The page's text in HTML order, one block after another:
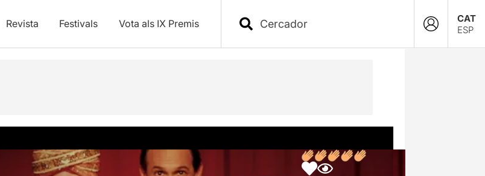
Revista Festivals Vota als IX Premis
CAT
ESP